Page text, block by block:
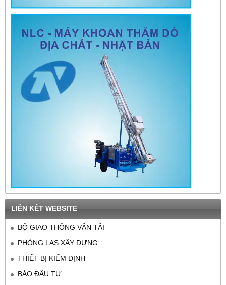
LIÊN KẾT WEBSITE
BỘ GIAO THÔNG VÂN TẢI
PHÒNG LAS XÂY DỰNG
THIẾT BỊ KIỂM ĐỊNH
BÁO ĐẦU TƯ